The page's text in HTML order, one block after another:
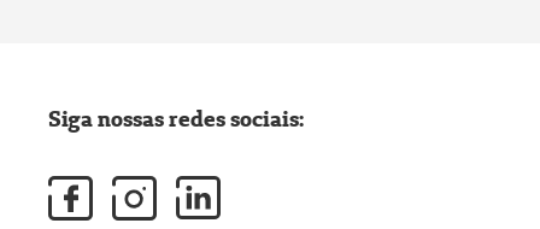
Siga nossas redes sociais: